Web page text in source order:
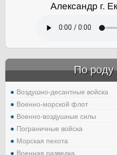
Александр г.
По роду
Воздушно-десантные войска
Военно-морской флот
Военно-воздушные силы
Пограничные войска
Морская пехота
Военная разведка